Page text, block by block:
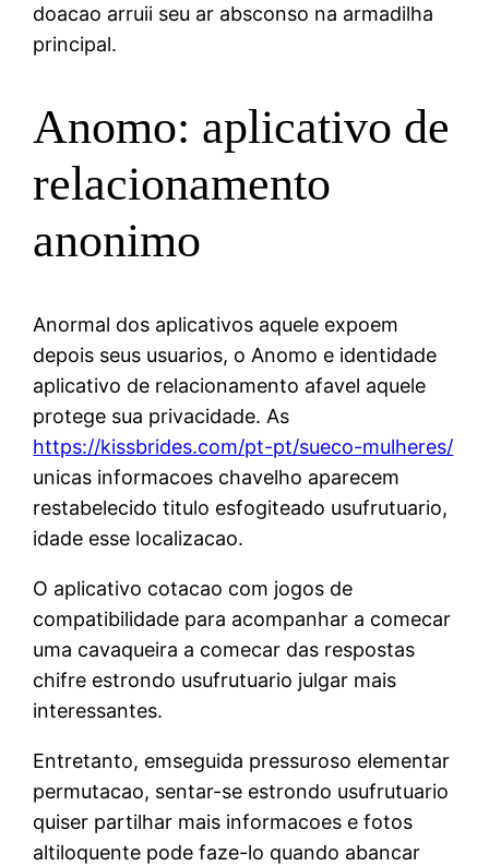
doacao arruii seu ar absconso na armadilha
principal.
Anomo: aplicativo de
relacionamento
anonimo
Anormal dos aplicativos aquele expoem
depois seus usuarios, o Anomo e identidade
aplicativo de relacionamento afavel aquele
protege sua privacidade. As
https://kissbrides.com/pt-pt/sueco-mulheres/
unicas informacoes chavelho aparecem
restabelecido titulo esfogiteado usufrutuario,
idade esse localizacao.
O aplicativo cotacao com jogos de
compatibilidade para acompanhar a comecar
uma cavaqueira a comecar das respostas
chifre estrondo usufrutuario julgar mais
interessantes.
Entretanto, emseguida pressuroso elementar
permutacao, sentar-se estrondo usufrutuario
quiser partilhar mais informacoes e fotos
altiloquente pode faze-lo quando abancar